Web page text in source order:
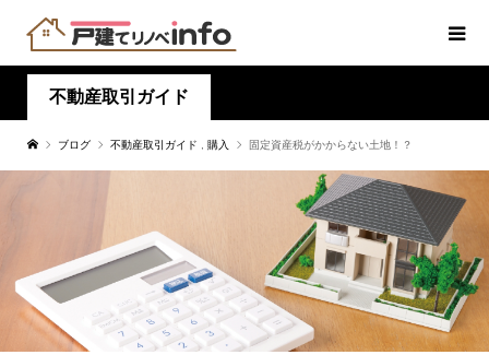
不動産取引ガイド
ブログ 不動産取引ガイド 購入 固定資産税がかからない土地！？